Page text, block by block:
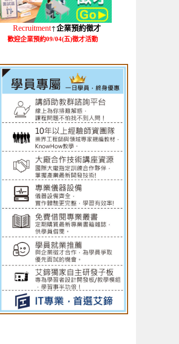
Recruitment↑企業預約徵才
歡迎企業預約09/04(五)徵才活動